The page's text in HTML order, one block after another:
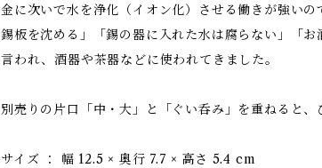
金に次いで水を浄化（イオン化）させる働きが強い
錫板を沈める」「錫の器に入れた水は腐らない」「
言われ、酒器や茶器などに使われてきました。
別売りの片口「中・大」と「ぐい呑み」を重ねると、
サイズ ： 幅 12.5 × 奥行 7.7 × 高さ 5.4 cm